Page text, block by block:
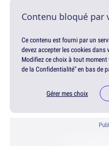
Contenu bloqué par
Ce contenu est fourni par un
devez accepter les cookies
Modifiez ce choix à tout
de la Confidentialité" en bas de
Gérer mes choix